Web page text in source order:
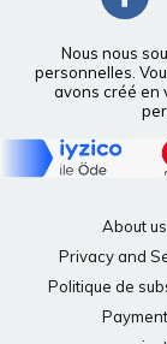
Nous nous
personnelles.
avons créé en
About us
Privacy and
Politique de
Payment